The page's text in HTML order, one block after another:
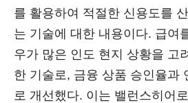
를 활용하여 적절한 신용도를
는 기술에 대한 내용이다. 급여
우가 많은 인도 현지 상황을 고
한 기술로, 금융 상품 승인율과
로 개선했다. 이는 밸런스히어